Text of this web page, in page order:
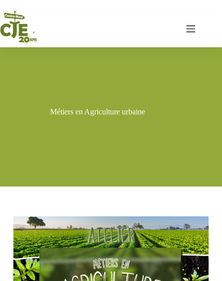
Métiers en Agriculture urbaine